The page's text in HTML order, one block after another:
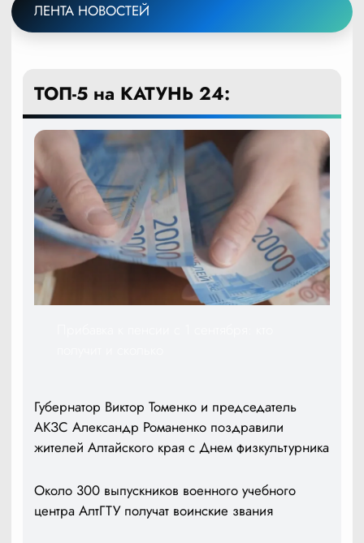
ЛЕНТА НОВОСТЕЙ
ТОП-5 на КАТУНЬ 24:
Губернатор Виктор Томенко и председатель
АКЗС Александр Романенко поздравили
жителей Алтайского края с Днем физкультурника
Около 300 выпускников военного учебного
центра АлтГТУ получат воинские звания